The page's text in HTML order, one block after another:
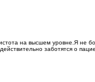
на высшем уровне.Я не
заботятся о